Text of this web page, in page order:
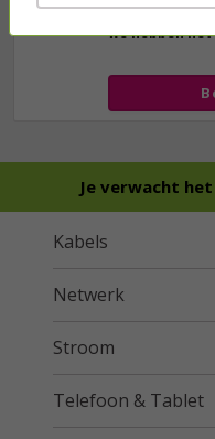
we hebben het
Je verwacht
Kabels
Netwerk
Stroom
Telefoon & Tablet